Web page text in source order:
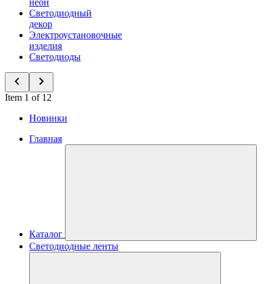
неон
Светодиодный
декор
Электроустановочные
изделия
Светодиоды
Item 1 of 12
Новинки
Главная
Каталог
Светодиодные ленты